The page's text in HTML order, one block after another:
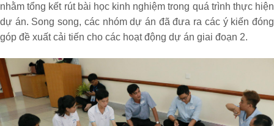
nhằm tổng kết rút bài học kinh nghiệm trong quá trình thực hiện
dự án. Song song, các nhóm dự án đã đưa ra các ý kiến đóng
góp đề xuất cải tiến cho các hoạt động dự án giai đoạn 2.